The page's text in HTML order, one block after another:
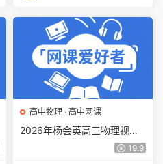
高中物理 · 高中网课
2026年杨会英高三物理视频
教程+课堂笔记二轮复习寒假
19.9